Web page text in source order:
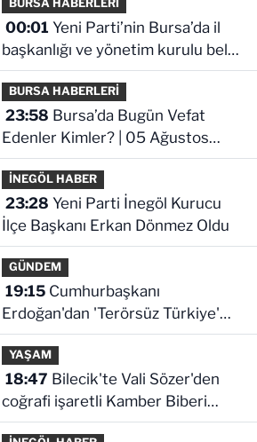
BURSA HABERLERİ
00:01
başkanlığı ve yönetim kurulu belli
oldu
BURSA HABERLERİ
23:58
Edenler Kimler? | 05 Ağustos
2026 Çarşamba
İNEGÖL HABER
23:28
İlçe Başkanı Erkan Dönmez Oldu
GÜNDEM
19:15Cumhurbaşkanı
Erdoğan'dan 'Terörsüz Türkiye'
mesajı
YAŞAM
18:47
coğrafi işaretli Kamber Biberi
hasadı